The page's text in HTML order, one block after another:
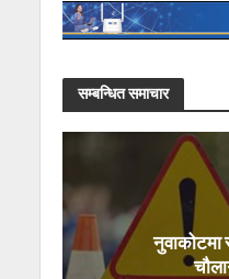
सम्बन्धित समाचार
नुवाकोटमा